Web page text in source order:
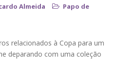
Almeida
Papo de
relacionados à Copa para um
deparando com uma coleção